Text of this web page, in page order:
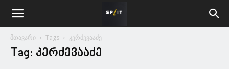
მთავარი Tags კერძევააძე
Tag: კერძევააძე